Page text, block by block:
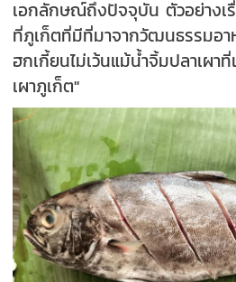
เอกลักษณ์ถึงปัจจุบัน ตัวอย่างเ
ที่ภูเก็ตที่มีที่มาจากวัฒนธรรมอา
ฮกเกี้ยนไม่เว้นแม้น้ำจิ้มปลาเผา
เผาภูเก็ต"